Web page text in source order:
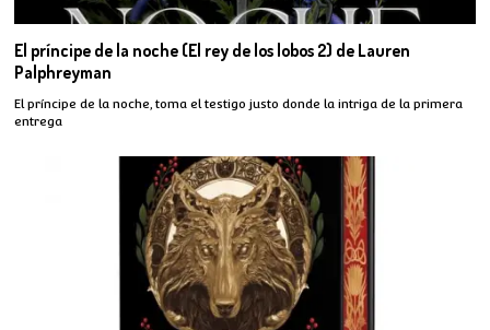
El príncipe de la noche (El rey de los lobos 2) de Lauren
Palphreyman
El príncipe de la noche, toma el testigo justo donde la intriga de la primera
entrega